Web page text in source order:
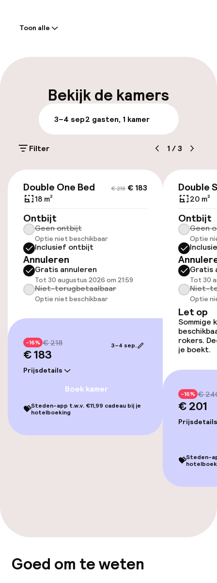
Meertalige medewerkers
Parkeren & mobiliteit
Parkeergelegenheid op eigen terrein
(buiten)
Openbaar parkeren
Transferservice
Kamers
Kamers voor rokers beschikbaar
Entertainment
Gratis wifi
Eet- en drinkgelegenheden
Bar
Eet- en drinkdiensten
Glutenvrije opties
Schoonmaakvoorzieningen
Toon alle
Bekijk de kamers
3–4 sep2 gasten, 1 kamer
Filter 1 /3
€ 218 € 183
Double One Bed
18 m²
Ontbijt
Geen ontbijt
Optie niet beschikbaar
Inclusief ontbijt
Annuleren
Gratis annuleren
Tot 30 augustus 2026 om 21:59
Niet-terugbetaalbaar
Optie niet beschikbaar
-16% € 218
€ 183
Prijsdetails
3–4 sep.
Boek kamer
💝Steden-app t.w.v. €11,99 cadeau bij je
hotelboeking
Double
20 m²
Ontbijt
Geen
Optie
Gratis
Tot 30
Niet-
Optie
Let op
Sommige
rokers.
je boekt.
-16% €
€ 201
Prijsdetails
💝Steden-
Goed om te weten